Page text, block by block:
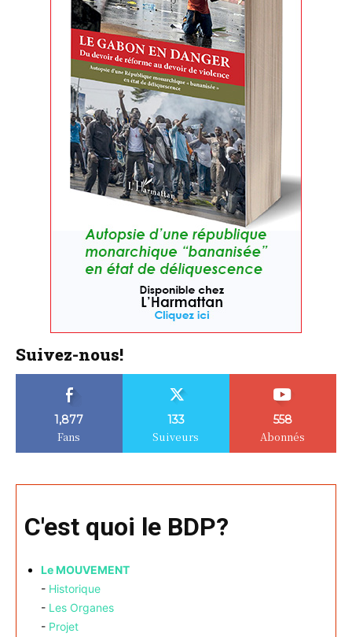
Suivez-nous!
1,877
Fans
133
Suiveurs
558
Abonnés
C'est quoi le BDP?
Le MOUVEMENT
- Historique
- Les Organes
- Projet